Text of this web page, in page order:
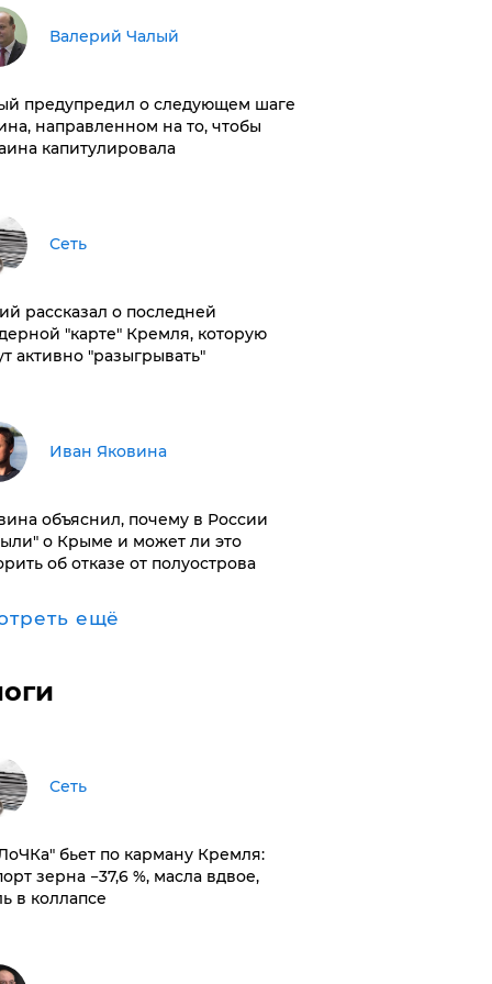
Валерий Чалый
предупредил о следующем шаге
направленном на то, чтобы
капитулировала
Сеть
рассказал о последней
"карте" Кремля, которую
активно "разыгрывать"
Иван Яковина
объяснил, почему в России
о Крыме и может ли это
об отказе от полуострова
ещё
Сеть
бьет по карману Кремля:
зерна −37,6 %, масла вдвое,
в коллапсе